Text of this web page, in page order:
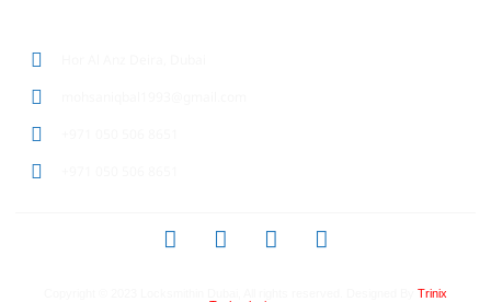
Trinix